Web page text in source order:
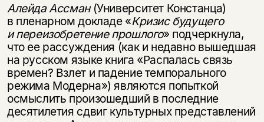
Алейда Ассман (Университет Констанца)
в пленарном докладе «Кризис будущего
и переизобретение прошлого» подчеркнула,
что ее рассуждения (как и недавно вышедшая
на русском языке книга «Распалась связь
времен? Взлет и падение темпорального
режима Модерна») являются попыткой
осмыслить произошедший в последние
десятилетия сдвиг культурных представлений